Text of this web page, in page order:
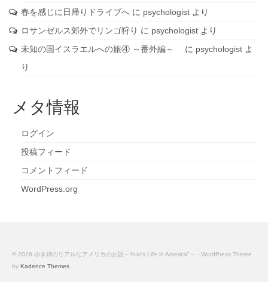
春を感じに日帰りドライブへ に psychologist より
ロサンゼルス郊外でリンゴ狩り に psychologist より
未知の国イスラエルへの旅④ ～番外編～
に psychologist よ
り
メタ情報
ログイン
投稿フィード
コメントフィード
WordPress.org
© 2026 ゆき姉のリアルなアメリカのお話～Yuki's Life in America"～ - WordPress Theme
by Kadence Themes